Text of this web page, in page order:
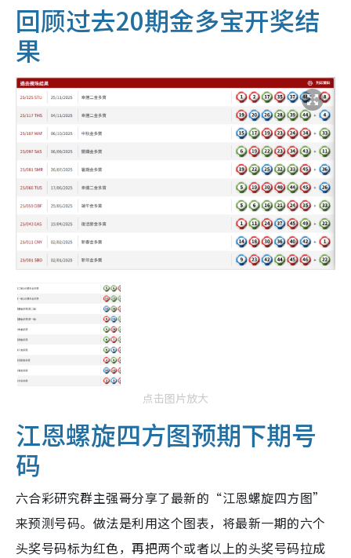
回顾过去20期金多宝开奖结
果
点击图片放大
江恩螺旋四方图预期下期号
码
六合彩研究群主强哥分享了最新的“江恩螺旋四方图”
来预测号码。做法是利用这个图表，将最新一期的六个
头奖号码标为红色，再把两个或者以上的头奖号码拉成